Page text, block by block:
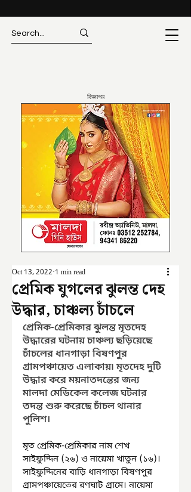
বিজ্ঞাপন
প্রেমিক যুগলের ঝুলন্ত দেহ
উদ্ধার, চাঞ্চল্য চাঁচলে
Oct 13, 2022 1 min read
প্রেমিক-প্রেমিকার ঝুলন্ত মৃতদেহ
উদ্ধারের ঘটনায় চাঞ্চল্য ছড়িয়েছে
চাঁচলের ধানগাড়া বিষণপুর
গ্রামপঞ্চায়েত এলাকায়৷ মৃতদেহ দুটি
উদ্ধার করে ময়নাতদন্তের জন্য
মালদা মেডিকেল কলেজ ঘটনার
তদন্ত শুরু করেছে চাঁচল থানার
পুলিশ।
মৃত প্রেমিক-প্রেমিকার নাম শেখ
সাইফুদ্দিন (২৬) ও নায়েমা খাতুন (১৬)।
সাইফুদ্দিনের বাড়ি ধানগাড়া বিষণপুর
গ্রামপঞ্চায়েতের রণঘাট গ্রামে। নায়েমা